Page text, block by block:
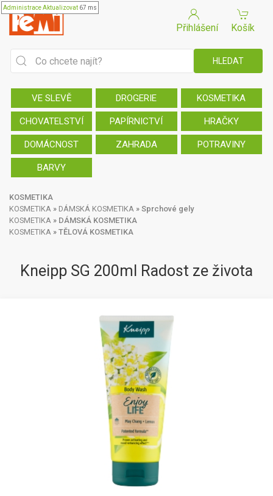
AdministraceAktualizovat 67 ms
Přihlášení Košík
VE SLEVĚ DROGERIE KOSMETIKA
CHOVATELSTVÍ PAPÍRNICTVÍ HRAČKY
DOMÁCNOST ZAHRADA POTRAVINY
BARVY
KOSMETIKA
KOSMETIKA » DÁMSKÁ KOSMETIKA » Sprchové gely
KOSMETIKA » DÁMSKÁ KOSMETIKA
KOSMETIKA » TĚLOVÁ KOSMETIKA
Kneipp SG 200ml Radost ze života